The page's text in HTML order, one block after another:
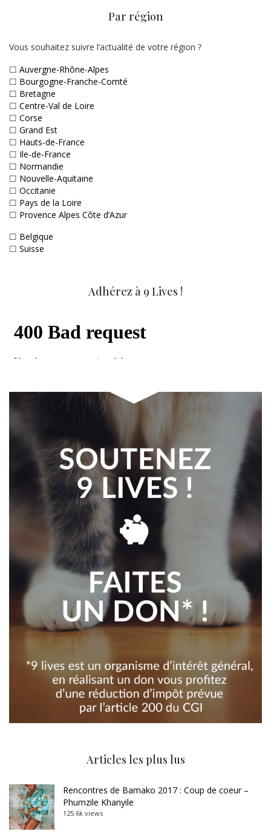
Par région
Vous souhaitez suivre l’actualité de votre région ?
☐ Auvergne-Rhône-Alpes
☐ Bourgogne-Franche-Comté
☐ Bretagne
☐ Centre-Val de Loire
☐ Corse
☐ Grand Est
☐ Hauts-de-France
☐ Ile-de-France
☐ Normandie
☐ Nouvelle-Aquitaine
☐ Occitanie
☐ Pays de la Loire
☐ Provence Alpes Côte d’Azur
☐ Belgique
☐ Suisse
Adhérez à 9 Lives !
Articles les plus lus
Rencontres de Bamako 2017 : Coup de coeur –
Phumzile Khanyile
125.6k views